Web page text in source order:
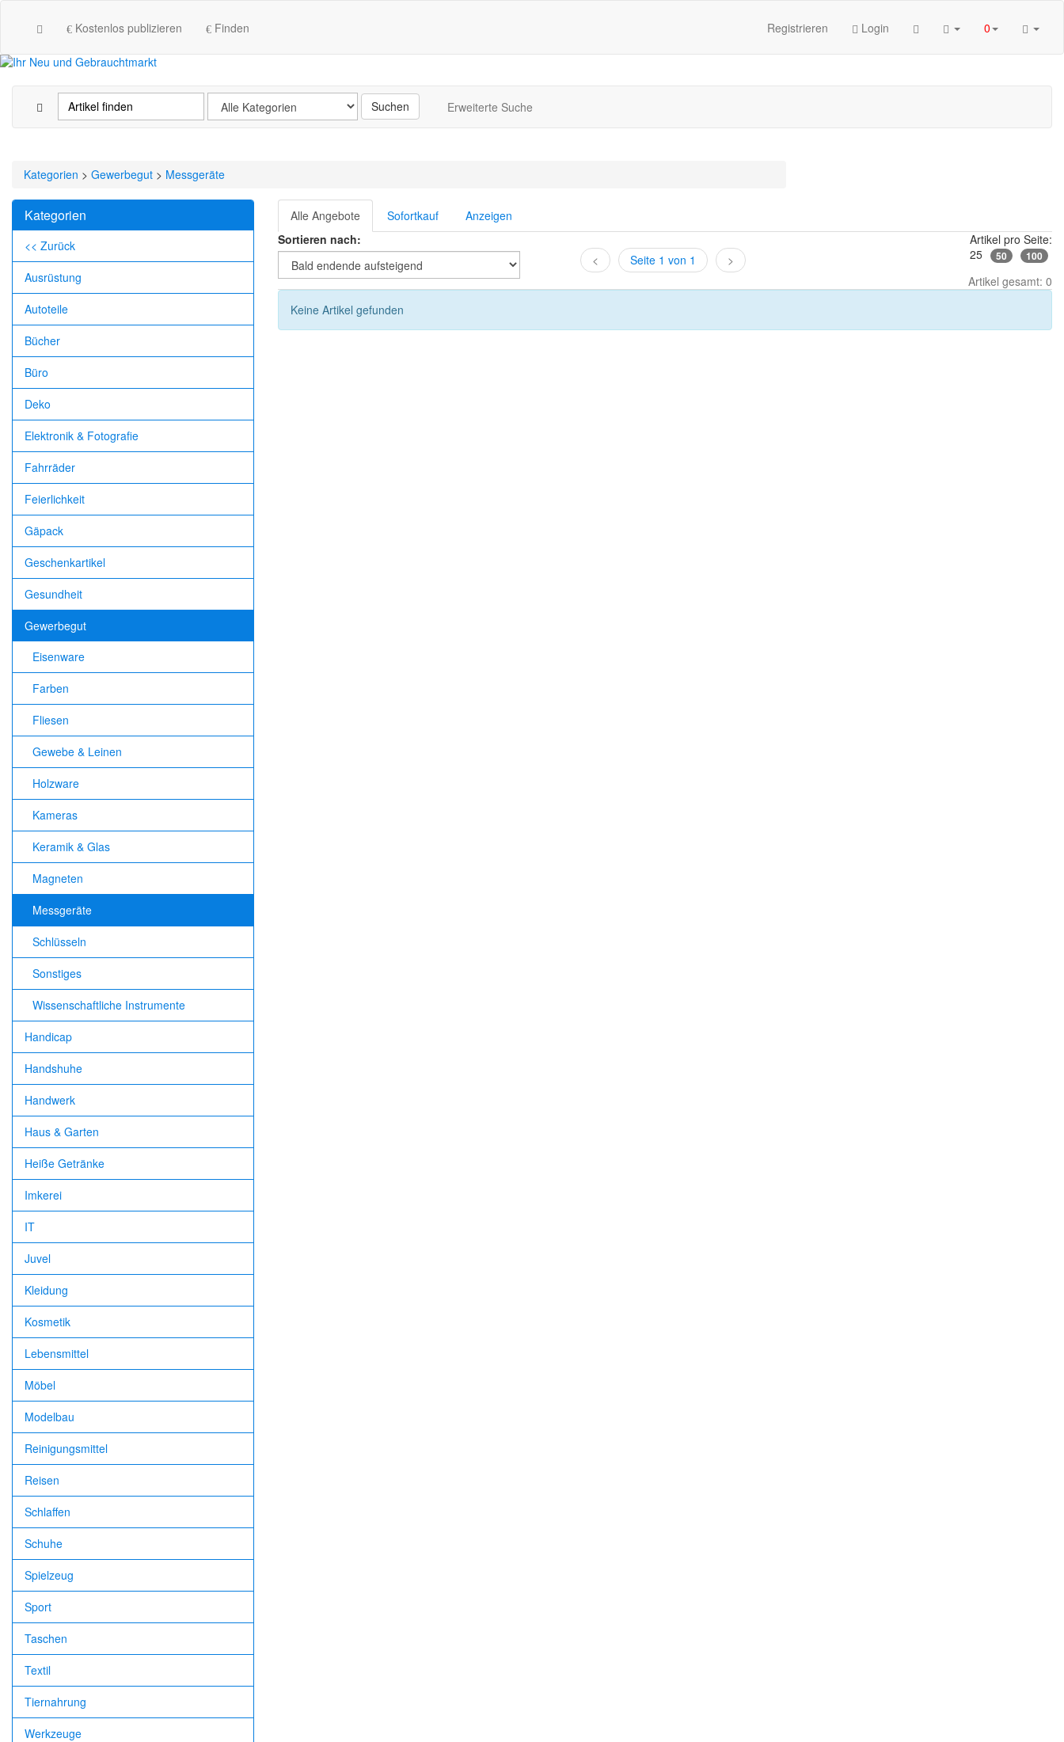
Kostenlos publizieren Finden Registrieren Login 0
Erweiterte Suche
Kategorien > Gewerbegut > Messgeräte
Kategorien
<< Zurück
Ausrüstung
Autoteile
Bücher
Büro
Deko
Elektronik & Fotografie
Fahrräder
Feierlichkeit
Gäpack
Geschenkartikel
Gesundheit
Gewerbegut
Eisenware
Farben
Fliesen
Gewebe & Leinen
Holzware
Kameras
Keramik & Glas
Magneten
Messgeräte
Schlüsseln
Sonstiges
Wissenschaftliche Instrumente
Handicap
Handshuhe
Handwerk
Haus & Garten
Heiße Getränke
Imkerei
IT
Juvel
Kleidung
Kosmetik
Lebensmittel
Möbel
Modelbau
Reinigungsmittel
Reisen
Schlaffen
Schuhe
Spielzeug
Sport
Taschen
Textil
Tiernahrung
Werkzeuge
Alle Angebote Sofortkauf
Anzeigen
Sortieren nach:
<
Seite 1 von 1 >
Artikel pro Seite:
25
50 100
Artikel gesamt: 0
Keine Artikel gefunden